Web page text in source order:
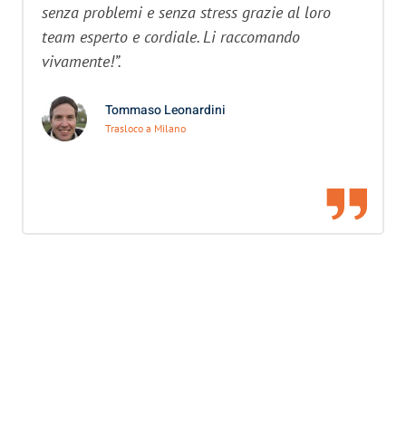
senza problemi e senza stress grazie al loro
team esperto e cordiale. Li raccomando
vivamente!”.
Tommaso Leonardini
Trasloco a Milano